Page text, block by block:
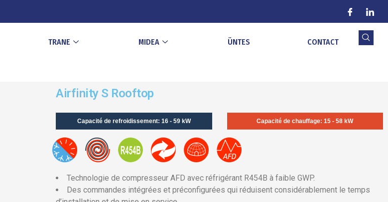
TRANE MIDEA ÜNTES CONTACT
Airfinity S Rooftop
Capacité de refroidissement: 16 - 59 kW Capacité de chauffage: 15 - 58 kW
Technologie de compresseur AFD avec réfrigérant R454B à faible GWP.
Des commandes intégrées et préconfigurées qui réduisent considérablement le temps